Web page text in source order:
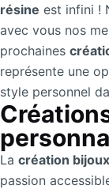
résine est infini !
avec vous nos
prochaines
représente une
style personnel
La création bijoux
passion